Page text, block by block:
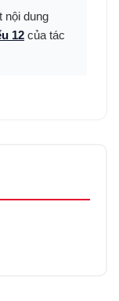
nội dung
12 của tác